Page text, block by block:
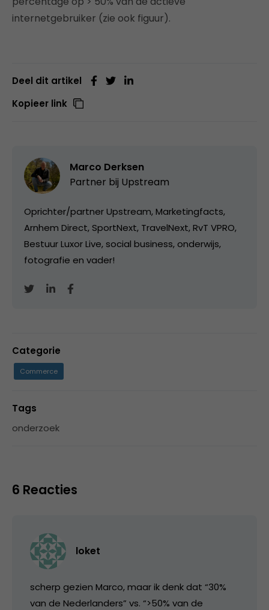
internetgebruiker (zie ook figuur).
Deel dit artikel
Kopieer link
Marco Derksen
Partner bij Upstream
Oprichter/partner Upstream, Marketingfacts,
Arnhem Direct, SportNext, TravelNext, RvT VPRO,
Bestuur Luxor Live, social business, onderwijs,
fotografie en vader!
Categorie
Commerce
Tags
onderzoek
6 Reacties
loket
scherp gezien Marco, maar ik denk dat “30%
van de Nederlanders” vs. “>50% van de